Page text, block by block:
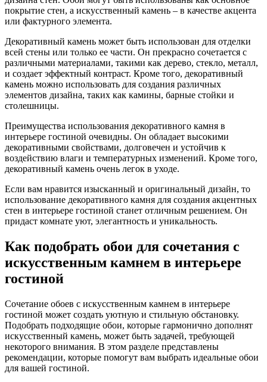
покрытие стен, а искусственный камень – в качестве акцента
или фактурного элемента.
Декоративный камень может быть использован для отделки
всей стены или только ее части. Он прекрасно сочетается с
различными материалами, такими как дерево, стекло, металл,
и создает эффектный контраст. Кроме того, декоративный
камень можно использовать для создания различных
элементов дизайна, таких как камины, барные стойки и
столешницы.
Преимущества использования декоративного камня в
интерьере гостиной очевидны. Он обладает высокими
декоративными свойствами, долговечен и устойчив к
воздействию влаги и температурных изменений. Кроме того,
декоративный камень очень легок в уходе.
Если вам нравится изысканный и оригинальный дизайн, то
использование декоративного камня для создания акцентных
стен в интерьере гостиной станет отличным решением. Он
придаст комнате уют, элегантность и уникальность.
Как подобрать обои для сочетания с
искусственным камнем в интерьере
гостиной
Сочетание обоев с искусственным камнем в интерьере
гостиной может создать уютную и стильную обстановку.
Подобрать подходящие обои, которые гармонично дополнят
искусственный камень, может быть задачей, требующей
некоторого внимания. В этом разделе представлены
рекомендации, которые помогут вам выбрать идеальные обои
для вашей гостиной.